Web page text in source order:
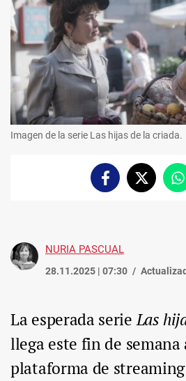
Imagen de la serie Las hijas de la criada.
FacebookTwitter
NURIA PASCUAL
28.11.2025 | 07:30
La esperada serieLas
llega este fin de
plataforma de